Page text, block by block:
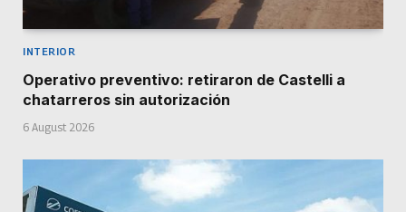
INTERIOR
Operativo preventivo: retiraron de Castelli a
chatarreros sin autorización
6 August 2026